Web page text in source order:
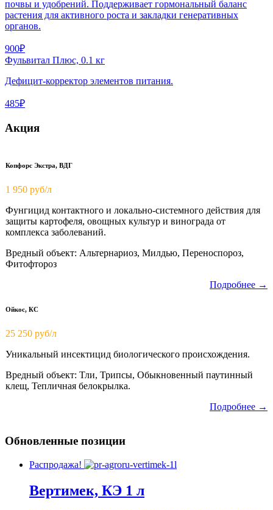
почвы и удобрений. Поддерживает гормональный баланс
растения для активного роста и закладки генеративных
органов.
900₽
Фульвитал Плюс, 0.1 кг
Дефицит-корректор элементов питания.
485₽
Акция
Копфорс Экстра, ВДГ
1 950 руб/л
Фунгицид контактного и локально-системного действия для
защиты картофеля, овощных культур и винограда от
комплекса заболеваний.
Вредный объект: Альтернариоз, Милдью, Переноспороз,
Фитофтороз
Подробнее →
Ойкос, КС
25 250 руб/л
Уникальный инсектицид биологического происхождения.
Вредный объект: Тли, Трипсы, Обыкновенный паутинный
клещ, Тепличная белокрылка.
Подробнее →
Обновленные позиции
Распродажа!
Вертимек, КЭ 1 л